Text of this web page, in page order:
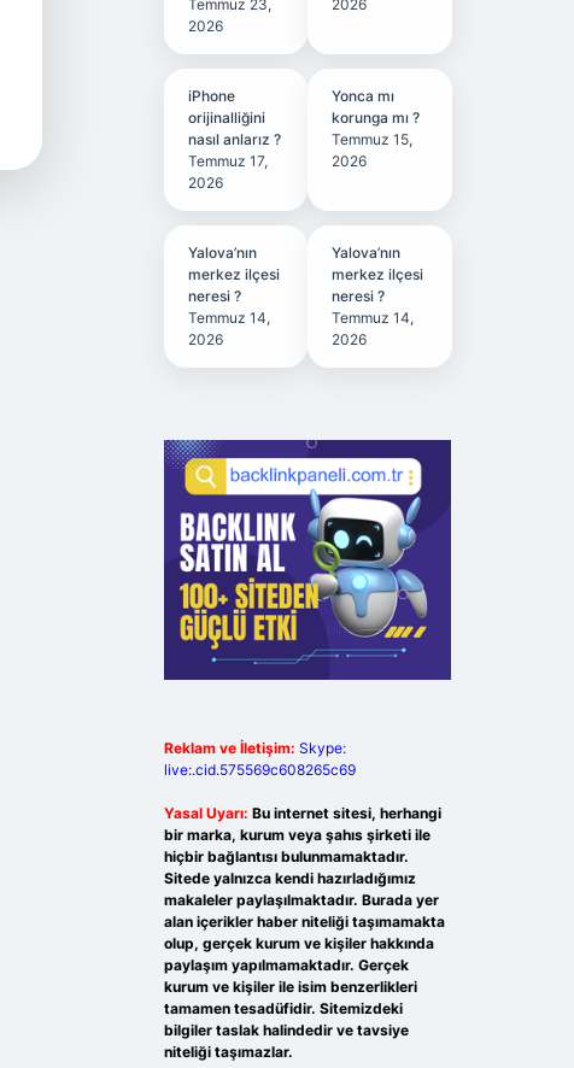
Temmuz 23,
2026
2026
iPhone
orijinalliğini
nasıl anlarız ?
Temmuz 17,
2026
Yonca mı
korunga mı ?
Temmuz 15,
2026
Yalova’nın
merkez ilçesi
neresi ?
Temmuz 14,
2026
Yalova’nın
merkez ilçesi
neresi ?
Temmuz 14,
2026
Reklam ve İletişim: Skype:
live:.cid.575569c608265c69
Yasal Uyarı: Bu internet sitesi, herhangi
bir marka, kurum veya şahıs şirketi ile
hiçbir bağlantısı bulunmamaktadır.
Sitede yalnızca kendi hazırladığımız
makaleler paylaşılmaktadır. Burada yer
alan içerikler haber niteliği taşımamakta
olup, gerçek kurum ve kişiler hakkında
paylaşım yapılmamaktadır. Gerçek
kurum ve kişiler ile isim benzerlikleri
tamamen tesadüfidir. Sitemizdeki
bilgiler taslak halindedir ve tavsiye
niteliği taşımazlar.